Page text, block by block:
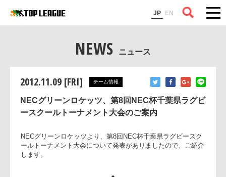
JP EN
コラム
NEWS ニュース
2012.11.09 [FRI] チーム情報
NECグリーンロケッツ、第8回NEC杯千葉県ラグビ
ースクールトーナメント大会のご案内
NECグリーンロケッツより、第8回NEC杯千葉県ラグビースク